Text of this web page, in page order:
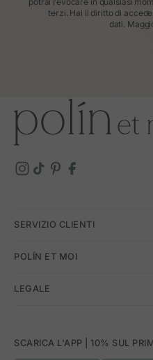
terzi. Hai il diritto di
dati.
SERVIZIO CLIENTI
POLÍN ET MOI
LEGALE
SCARICA L'APP | 10% SUL